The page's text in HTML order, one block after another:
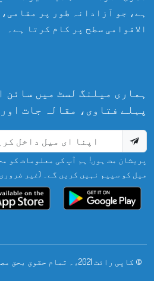
ہے، جو آزادانہ طور پر
الاقوامی سطح پر کام کرتا ہے۔
ہماری میلنگ لسٹ میں سائن
پہلے فتاوی، مقالہ جات
پریشان مت ہوں! ہم آپ کی معلومات کو
میل کو سپیم نہیں کریں گے۔ (غیر
© کاپی رائٹ 2021ء۔ تمام حقوق بحق مصری دارالافتاء محفوظ ہیں۔